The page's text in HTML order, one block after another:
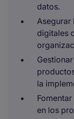
datos.
Asegurar
digitales
la
en los